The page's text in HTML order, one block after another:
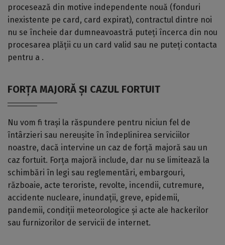
procesează din motive independente nouă (fonduri
inexistente pe card, card expirat), contractul dintre noi
nu se încheie dar dumneavoastră puteți încerca din nou
procesarea plății cu un card valid sau ne puteți contacta
pentru a .
FORȚA MAJORĂ ȘI CAZUL FORTUIT
Nu vom fi trași la răspundere pentru niciun fel de
întârzieri sau nereușite în îndeplinirea serviciilor
noastre, dacă intervine un caz de forță majoră sau un
caz fortuit. Forța majoră include, dar nu se limitează la
schimbări în legi sau reglementări, embargouri,
războaie, acte teroriste, revolte, incendii, cutremure,
accidente nucleare, inundații, greve, epidemii,
pandemii, condiții meteorologice și acte ale hackerilor
sau furnizorilor de servicii de internet.